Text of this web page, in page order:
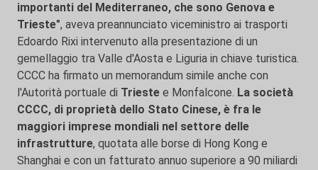
importanti del Mediterraneo, che sono Genova e
Trieste", aveva preannunciato viceministro ai trasporti
Edoardo Rixi intervenuto alla presentazione di un
gemellaggio tra Valle d'Aosta e Liguria in chiave turistica.
CCCC ha firmato un memorandum simile anche con
l'Autorità portuale di Trieste e Monfalcone. La società
CCCC, di proprietà dello Stato Cinese, è fra le
maggiori imprese mondiali nel settore delle
infrastrutture, quotata alle borse di Hong Kong e
Shanghai e con un fatturato annuo superiore a 90 miliardi